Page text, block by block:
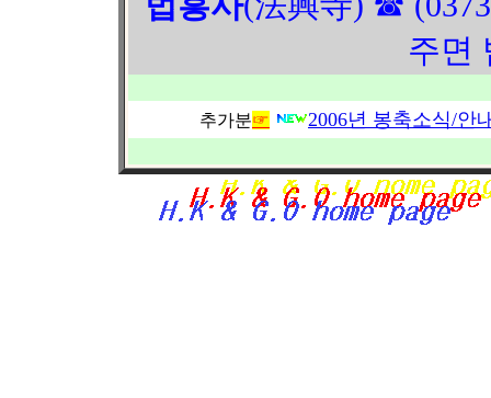
주면
추가분☞ 2006년 봉축소식/안